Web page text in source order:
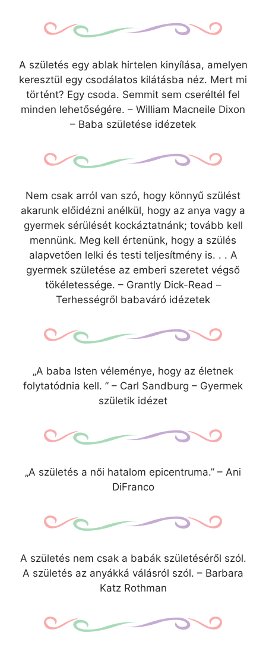
A születés egy ablak hirtelen kinyílása, amelyen
keresztül egy csodálatos kilátásba néz. Mert mi
történt? Egy csoda. Semmit sem cseréltél fel
minden lehetőségére. – William Macneile Dixon
– Baba születése idézetek
Nem csak arról van szó, hogy könnyű szülést
akarunk előidézni anélkül, hogy az anya vagy a
gyermek sérülését kockáztatnánk; tovább kell
mennünk. Meg kell értenünk, hogy a szülés
alapvetően lelki és testi teljesítmény is. . . A
gyermek születése az emberi szeretet végső
tökéletessége. – Grantly Dick-Read –
Terhességről babaváró idézetek
„A baba Isten véleménye, hogy az életnek
folytatódnia kell. ” – Carl Sandburg – Gyermek
születik idézet
„A születés a női hatalom epicentruma.” – Ani
DiFranco
A születés nem csak a babák születéséről szól.
A születés az anyákká válásról szól. – Barbara
Katz Rothman